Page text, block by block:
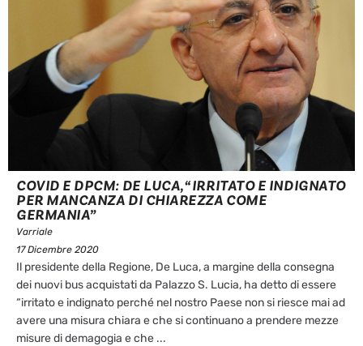
COVID E DPCM: DE LUCA, “IRRITATO E INDIGNATO
PER MANCANZA DI CHIAREZZA COME
GERMANIA”
Varriale
17 Dicembre 2020
Il presidente della Regione, De Luca, a margine della consegna
dei nuovi bus acquistati da Palazzo S. Lucia, ha detto di essere
“irritato e indignato perché nel nostro Paese non si riesce mai ad
avere una misura chiara e che si continuano a prendere mezze
misure di demagogia e che ...